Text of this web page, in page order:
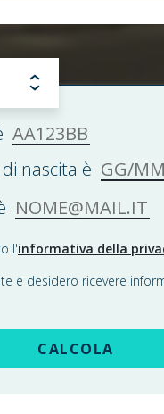
AA123BB
nascita è GG/
NOME@MAIL.IT
l'informativa della
e desidero ricevere
CALCOLA